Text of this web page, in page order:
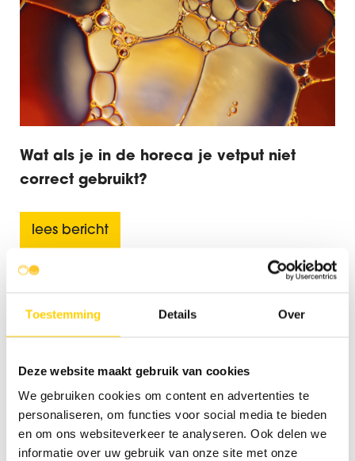
Toestemming Details Over
Deze website maakt gebruik van cookies
We gebruiken cookies om content en advertenties te
personaliseren, om functies voor social media te bieden
en om ons websiteverkeer te analyseren. Ook delen we
informatie over uw gebruik van onze site met onze
Wat als je in de horeca je vetput niet
correct gebruikt?
lees bericht